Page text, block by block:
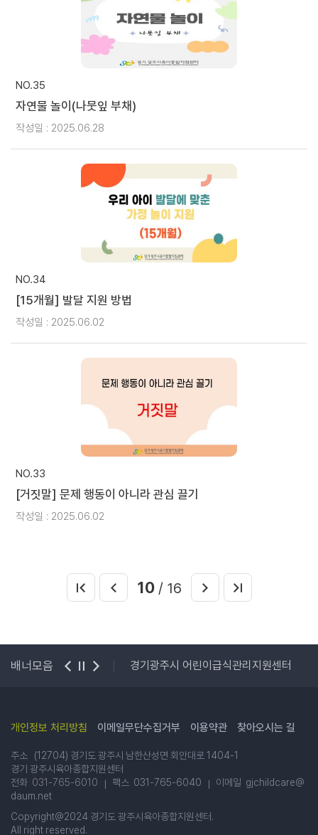
NO.35
자연물 놀이(나뭇잎 부채)
작성일 : 2025.06.28
NO.34
[15개월] 발달 지원 방법
작성일 : 2025.06.02
NO.33
[거짓말] 문제 행동이 아니라 관심 끌기
작성일 : 2025.06.02
10/ 16
배너모음
온라인교육 경기광주시 어린이급식관리지원센터
개인정보 처리방침 이메일무단수집거부 이용약관 찾아오시는 길
주소 (12704) 경기도 광주시 남한산성면 회안대로 1404-1
경기 광주시육아종합지원센터
전화 031-765-6010 팩스 031-765-6040
이메일 gjchildcare@
daum.net
Copyright@2024 경기도 광주시육아종합지원센터.
All right reserved.